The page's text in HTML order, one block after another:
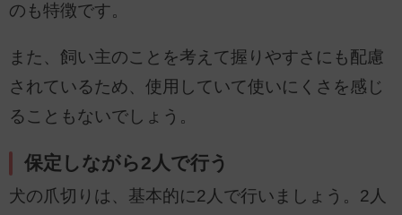
のも特徴です。
また、飼い主のことを考えて握りやすさにも配慮
されているため、使用していて使いにくさを感じ
ることもないでしょう。
保定しながら2人で行う
犬の爪切りは、基本的に2人で行いましょう。2人